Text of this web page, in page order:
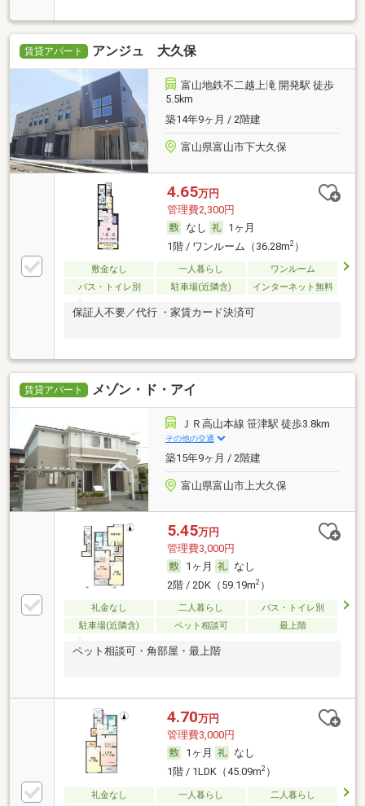
賃貸アパート アンジュ 大久保
富山地鉄不二越上滝 開発駅 徒歩
5.5km
築14年9ヶ月 / 2階建
富山県富山市下大久保
4.65万円
管理費2,300円
なし
1ヶ月
1階 / ワンルーム（36.28m2）
敷金なし 一人暮らし
ワンルーム
バス・トイレ別
駐車場(近隣含) インターネット無料
保証人不要／代行 ・家賃カード決済可
賃貸アパート メゾン・ド・アイ
ＪＲ高山本線 笹津駅 徒歩3.8km
その他の交通
築15年9ヶ月 / 2階建
富山県富山市上大久保
5.45万円
管理費3,000円
1ヶ月
なし
2階 / 2DK（59.19m2）
礼金なし 二人暮らし
バス・トイレ別
駐車場(近隣含)
ペット相談可 最上階
ペット相談可・角部屋・最上階
4.70万円
管理費3,000円
1ヶ月
なし
1階 / 1LDK（45.09m2）
礼金なし 一人暮らし
二人暮らし